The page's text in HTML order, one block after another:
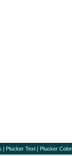
| Plucker Text | Plucker Color